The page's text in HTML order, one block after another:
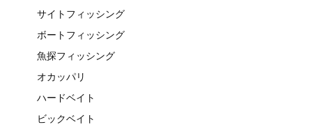
サイトフィッシング
ボートフィッシング
魚探フィッシング
オカッパリ
ハードベイト
ビックベイト